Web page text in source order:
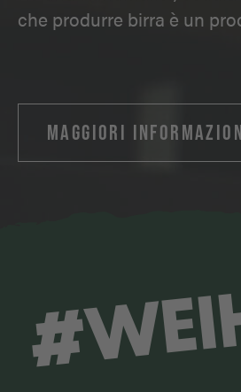
che produrre birra è un
MAGGIORI